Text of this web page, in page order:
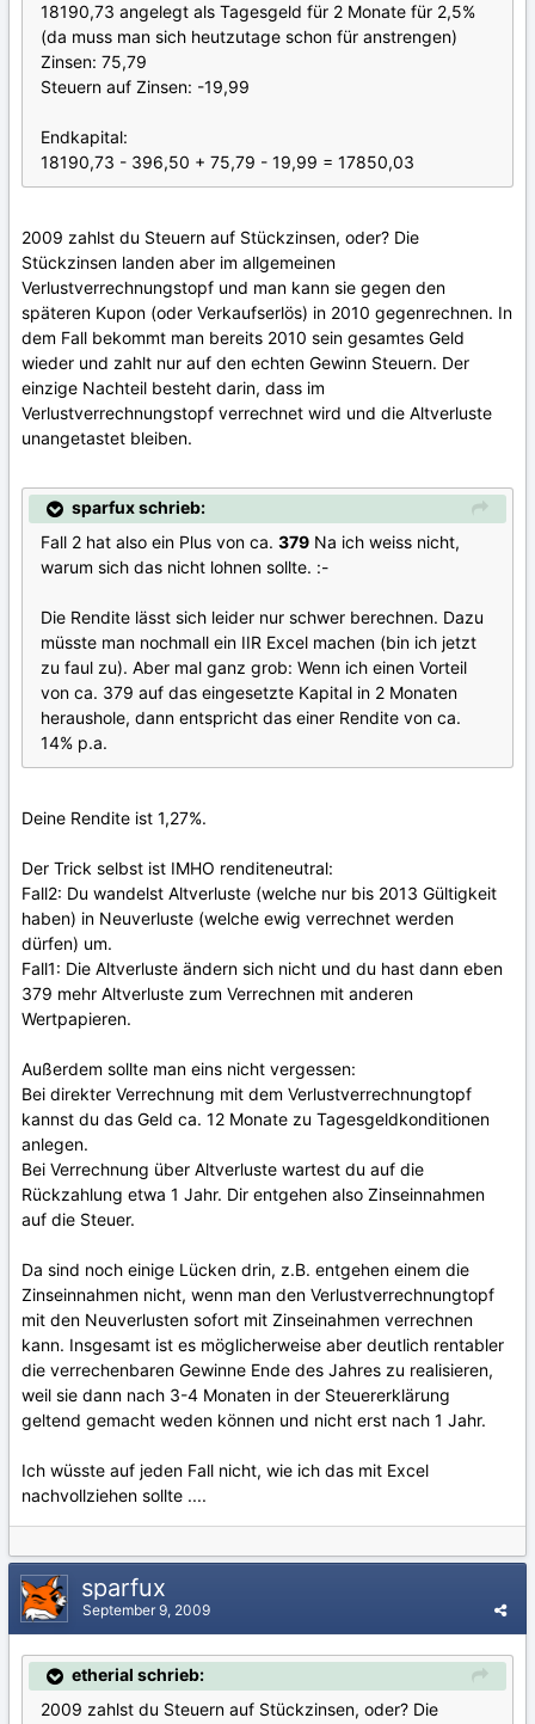
18190,73 angelegt als Tagesgeld für 2 Monate für 2,5%
(da muss man sich heutzutage schon für anstrengen)
Zinsen: 75,79
Steuern auf Zinsen: -19,99
Endkapital:
18190,73 - 396,50 + 75,79 - 19,99 = 17850,03
2009 zahlst du Steuern auf Stückzinsen, oder? Die
Stückzinsen landen aber im allgemeinen
Verlustverrechnungstopf und man kann sie gegen den
späteren Kupon (oder Verkaufserlös) in 2010 gegenrechnen. In
dem Fall bekommt man bereits 2010 sein gesamtes Geld
wieder und zahlt nur auf den echten Gewinn Steuern. Der
einzige Nachteil besteht darin, dass im
Verlustverrechnungstopf verrechnet wird und die Altverluste
unangetastet bleiben.
sparfux schrieb:
Fall 2 hat also ein Plus von ca. 379 Na ich weiss nicht,
warum sich das nicht lohnen sollte. :-
Die Rendite lässt sich leider nur schwer berechnen. Dazu
müsste man nochmall ein IIR Excel machen (bin ich jetzt
zu faul zu). Aber mal ganz grob: Wenn ich einen Vorteil
von ca. 379 auf das eingesetzte Kapital in 2 Monaten
heraushole, dann entspricht das einer Rendite von ca.
14% p.a.
Deine Rendite ist 1,27%.
Der Trick selbst ist IMHO renditeneutral:
Fall2: Du wandelst Altverluste (welche nur bis 2013 Gültigkeit
haben) in Neuverluste (welche ewig verrechnet werden
dürfen) um.
Fall1: Die Altverluste ändern sich nicht und du hast dann eben
379 mehr Altverluste zum Verrechnen mit anderen
Wertpapieren.
Außerdem sollte man eins nicht vergessen:
Bei direkter Verrechnung mit dem Verlustverrechnungtopf
kannst du das Geld ca. 12 Monate zu Tagesgeldkonditionen
anlegen.
Bei Verrechnung über Altverluste wartest du auf die
Rückzahlung etwa 1 Jahr. Dir entgehen also Zinseinnahmen
auf die Steuer.
Da sind noch einige Lücken drin, z.B. entgehen einem die
Zinseinnahmen nicht, wenn man den Verlustverrechnungtopf
mit den Neuverlusten sofort mit Zinseinahmen verrechnen
kann. Insgesamt ist es möglicherweise aber deutlich rentabler
die verrechenbaren Gewinne Ende des Jahres zu realisieren,
weil sie dann nach 3-4 Monaten in der Steuererklärung
geltend gemacht weden können und nicht erst nach 1 Jahr.
Ich wüsste auf jeden Fall nicht, wie ich das mit Excel
nachvollziehen sollte ....
sparfux
September 9, 2009
etherial schrieb:
2009 zahlst du Steuern auf Stückzinsen, oder? Die